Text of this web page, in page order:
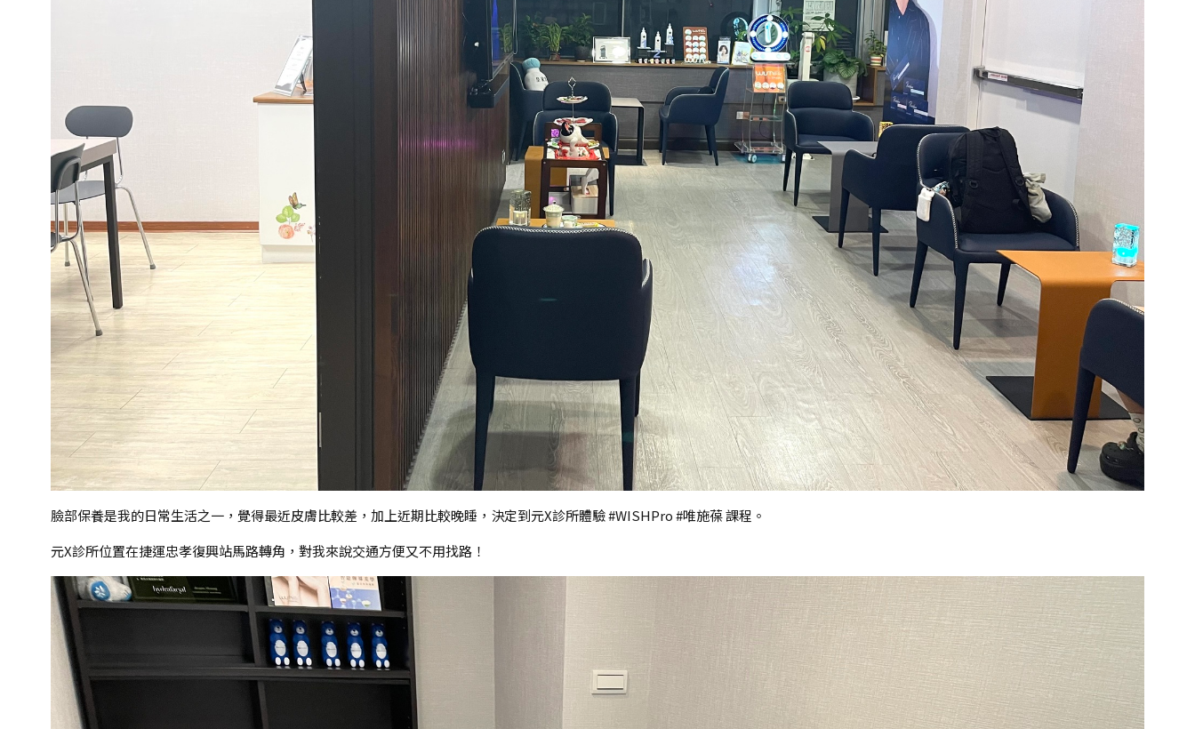
臉部保養是我的日常生活之一，覺得最近皮膚比較差，加上近期比較晚睡，決定到元X診所體驗 #WISHPro #唯施葆 課程。
元X診所位置在捷運忠孝復興站馬路轉角，對我來說交通方便又不用找路！